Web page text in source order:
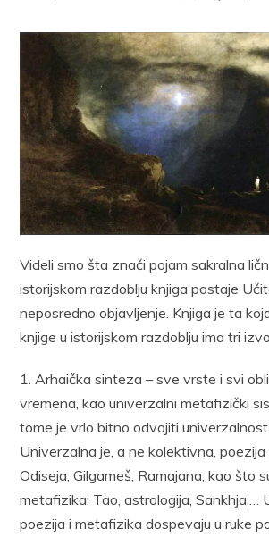
Videli smo šta znači pojam sakralna
istorijskom razdoblju knjiga postaje
neposredno objavljenje. Knjiga je ta
knjige u istorijskom razdoblju ima tri
1. Arhaička sinteza – sve vrste i svi
vremena, kao univerzalni metafizički
tome je vrlo bitno odvojiti
Univerzalna je, a ne kolektivna, poezija
Odiseja, Gilgameš, Ramajana, kao što
metafizika: Tao, astrologija, Sankhja,…
poezija i metafizika dospevaju u ruke